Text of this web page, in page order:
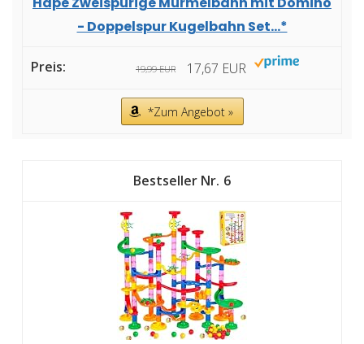
- Doppelspur Kugelbahn Set...*
19,99 EUR 17,67 EUR
*Zum Angebot »
6